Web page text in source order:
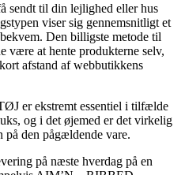
sendt til din lejlighed eller hus
viser sig gennemsnitligt et
Den billigste metode til
at hente produkterne selv,
afstand af webbutikkens
er ekstremt essentiel i tilfælde
og i det øjemed er det virkelig
på den pågældende vare.
på næste hverdag på en